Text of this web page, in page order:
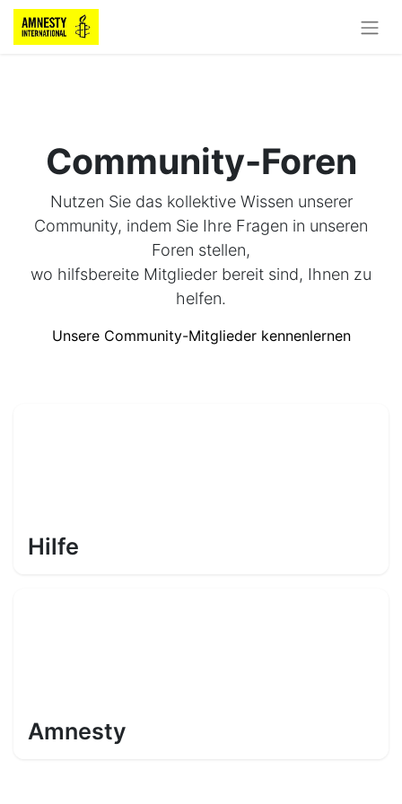
Community-Foren
Nutzen Sie das kollektive Wissen unserer
Community, indem Sie Ihre Fragen in unseren
Foren stellen,
wo hilfsbereite Mitglieder bereit sind, Ihnen zu
helfen.
Unsere Community-Mitglieder kennenlernen
Hilfe
Amnesty